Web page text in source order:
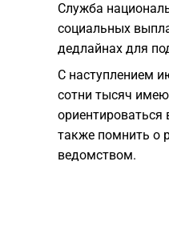
Служба
социальных
дедлайнах для
С наступлением
сотни тысяч
ориентироваться
также помнить о
ведомством.